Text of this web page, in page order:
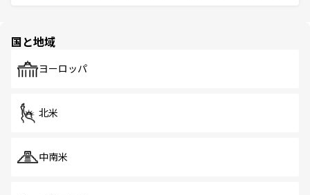
で、ホーカーズは地元の風情を楽しめる外せないスポット
国と地域
ヨーロッパ
北米
中南米